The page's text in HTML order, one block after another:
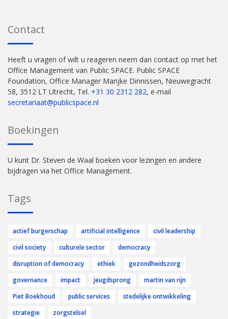
Contact
Heeft u vragen of wilt u reageren neem dan contact op met het
Office Management van Public SPACE. Public SPACE
Foundation, Office Manager Marijke Dinnissen, Nieuwegracht
58, 3512 LT Utrecht, Tel. +31 30 2312 282, e-mail
secretariaat@publicspace.nl
Boekingen
U kunt Dr. Steven de Waal boeken voor lezingen en andere
bijdragen via het Office Management.
Tags
actief burgerschap artificial intelligence
civil leadership
civil society
culturele sector
democracy
disruption of democracy
ethiek
gezondheidszorg
governance
impact jeugdsprong
martin van rijn
Piet Boekhoud
public services
stedelijke ontwikkeling
strategie
zorgstelsel